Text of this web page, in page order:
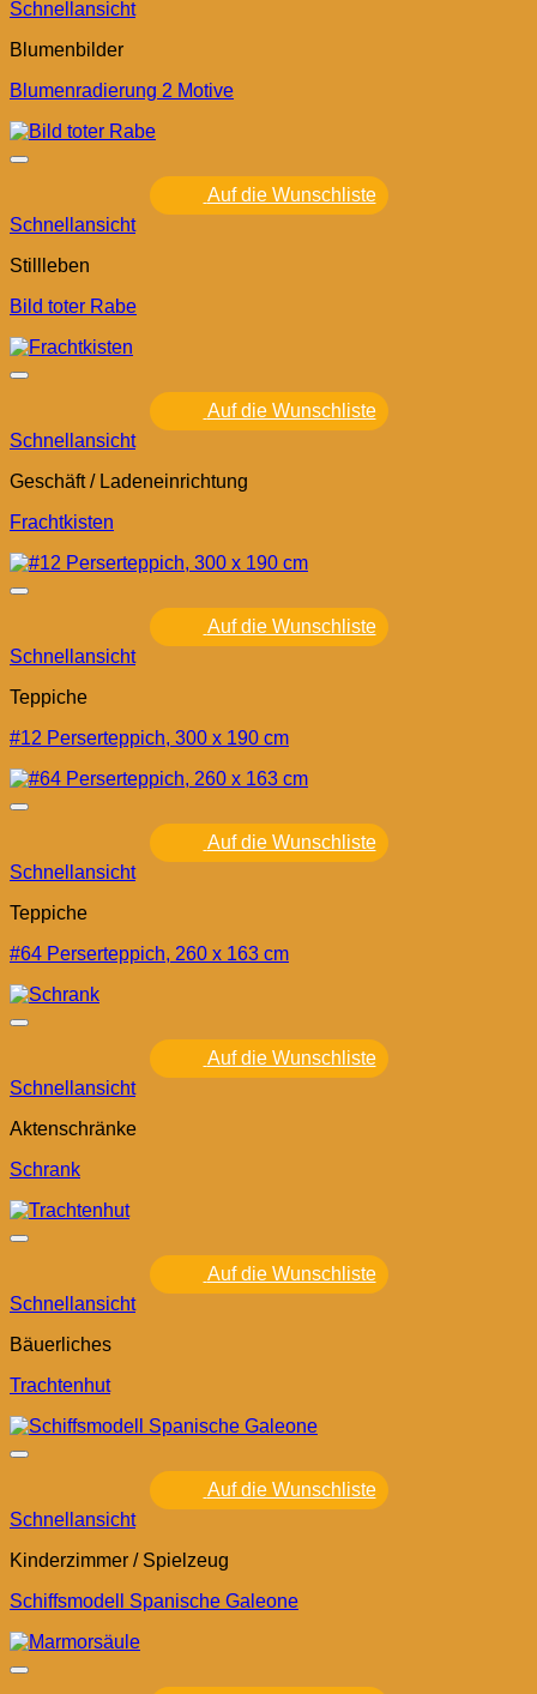
Schnellansicht
Blumenbilder
Blumenradierung 2 Motive
Auf die Wunschliste
Schnellansicht
Stillleben
Bild toter Rabe
Auf die Wunschliste
Schnellansicht
Geschäft / Ladeneinrichtung
Frachtkisten
Auf die Wunschliste
Schnellansicht
Teppiche
#12 Perserteppich, 300 x 190 cm
Auf die Wunschliste
Schnellansicht
Teppiche
#64 Perserteppich, 260 x 163 cm
Auf die Wunschliste
Schnellansicht
Aktenschränke
Schrank
Auf die Wunschliste
Schnellansicht
Bäuerliches
Trachtenhut
Auf die Wunschliste
Schnellansicht
Kinderzimmer / Spielzeug
Schiffsmodell Spanische Galeone